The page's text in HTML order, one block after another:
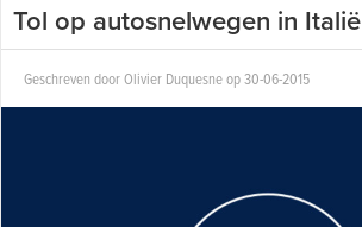
Tol op autosnelwegen in Italië
Geschreven door Olivier Duquesne op 30-06-2015